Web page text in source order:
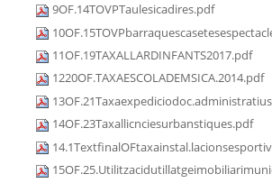
9OF.14TOVPTaulesicadires.pdf
11OF.19TAXALLARDINFANTS2017.pdf
1220OF.TAXAESCOLADEMSICA.2014.pdf
14OF.23Taxallicnciesurbanstiques.pdf